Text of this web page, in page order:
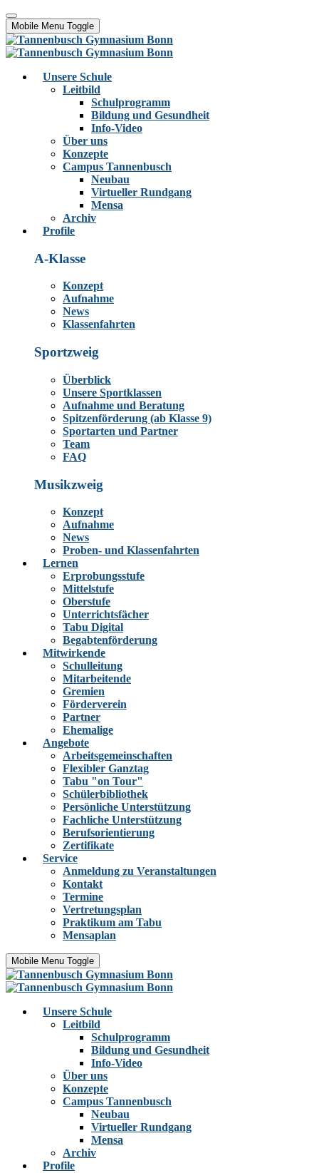
Mobile Menu Toggle
Unsere Schule
Leitbild
Schulprogramm
Bildung und Gesundheit
Info-Video
Über uns
Konzepte
Campus Tannenbusch
Neubau
Virtueller Rundgang
Mensa
Archiv
Profile
A-Klasse
Konzept
Aufnahme
News
Klassenfahrten
Sportzweig
Überblick
Unsere Sportklassen
Aufnahme und Beratung
Spitzenförderung (ab Klasse 9)
Sportarten und Partner
Team
FAQ
Musikzweig
Konzept
Aufnahme
News
Proben- und Klassenfahrten
Lernen
Erprobungsstufe
Mittelstufe
Oberstufe
Unterrichtsfächer
Tabu Digital
Begabtenförderung
Mitwirkende
Schulleitung
Mitarbeitende
Gremien
Förderverein
Partner
Ehemalige
Angebote
Arbeitsgemeinschaften
Flexibler Ganztag
Tabu "on Tour"
Schülerbibliothek
Persönliche Unterstützung
Fachliche Unterstützung
Berufsorientierung
Zertifikate
Service
Anmeldung zu Veranstaltungen
Kontakt
Termine
Vertretungsplan
Praktikum am Tabu
Mensaplan
Mobile Menu Toggle
Unsere Schule
Leitbild
Schulprogramm
Bildung und Gesundheit
Info-Video
Über uns
Konzepte
Campus Tannenbusch
Neubau
Virtueller Rundgang
Mensa
Archiv
Profile